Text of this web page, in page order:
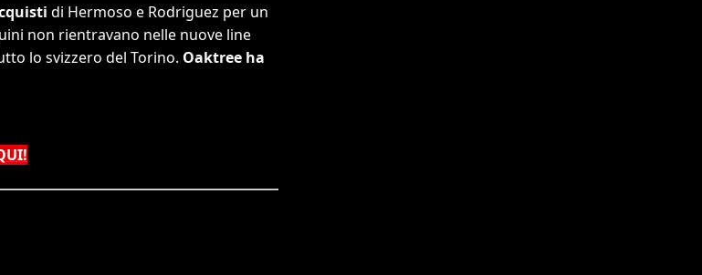
di Hermoso e Rodriguez per un
non rientravano nelle nuove line
lo svizzero del Torino. Oaktree ha